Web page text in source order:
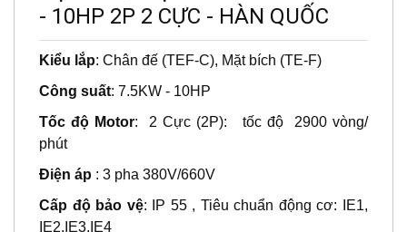
ĐỘNG CƠ ĐIỆN HYOSUNG 7.5KW
- 10HP 2P 2 CỰC - HÀN QUỐC
Kiểu lắp
: Chân đế (TEF-C), Mặt bích (TE-F)
Công suất
: 7.5KW - 10HP
Tốc độ Motor
phút
Điện áp : 3 pha 380V/660V
Cấp độ bảo vệ